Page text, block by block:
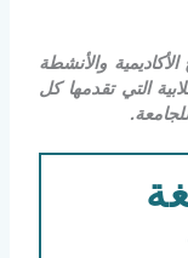
والأنشطة
التي تقدمها كل